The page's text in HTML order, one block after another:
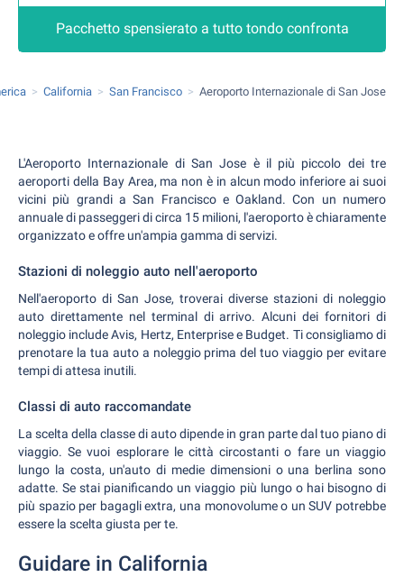
Pacchetto spensierato a tutto tondo confronta
California San Francisco Aeroporto Internazionale di San Jose
L'Aeroporto Internazionale di San Jose è il più piccolo dei tre
aeroporti della Bay Area, ma non è in alcun modo inferiore ai suoi
vicini più grandi a San Francisco e Oakland. Con un numero
annuale di passeggeri di circa 15 milioni, l'aeroporto è chiaramente
organizzato e offre un'ampia gamma di servizi.
Stazioni di noleggio auto nell'aeroporto
Nell'aeroporto di San Jose, troverai diverse stazioni di noleggio
auto direttamente nel terminal di arrivo. Alcuni dei fornitori di
noleggio include Avis, Hertz, Enterprise e Budget. Ti consigliamo di
prenotare la tua auto a noleggio prima del tuo viaggio per evitare
tempi di attesa inutili.
Classi di auto raccomandate
La scelta della classe di auto dipende in gran parte dal tuo piano di
viaggio. Se vuoi esplorare le città circostanti o fare un viaggio
lungo la costa, un'auto di medie dimensioni o una berlina sono
adatte. Se stai pianificando un viaggio più lungo o hai bisogno di
più spazio per bagagli extra, una monovolume o un SUV potrebbe
essere la scelta giusta per te.
Guidare in California